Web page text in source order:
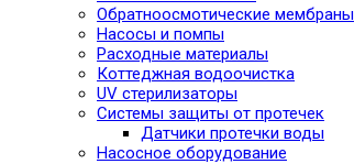
Обратноосмотические мембраны
Насосы и помпы
Расходные материалы
Коттеджная водоочистка
UV стерилизаторы
Системы защиты от протечек
Датчики протечки воды
Насосное оборудование